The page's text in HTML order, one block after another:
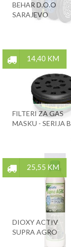
BEHAR D.O.O
SARAJEVO
14,40 KM
FILTERI ZA GAS
MASKU - SERIJA B
25,55 KM
DIOXY ACTIV
SUPRA AGRO